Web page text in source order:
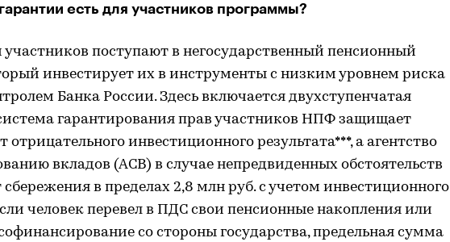
есть для участников программы?
поступают в негосударственный пенсионный
инвестирует их в инструменты с низким уровнем риска
Банка России. Здесь включается двухступенчатая
гарантирования прав участников НПФ защищает
отрицательного инвестиционного результата***, а агентство
вкладов (АСВ) в случае непредвиденных обстоятельств
сбережения в пределах 2,8 млн руб. с учетом инвестиционного
человек перевел в ПДС свои пенсионные накопления или
со стороны государства, предельная сумма